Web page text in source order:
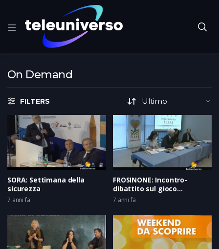
On Demand
FILTERS
SORA: Settimana della
sicurezza
7 anni fa
FROSINONE: Incontro-
dibattito sul gioco
d’azzardo
7 anni fa